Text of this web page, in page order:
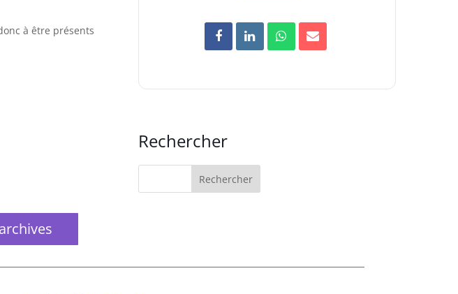
à être présents
Rechercher